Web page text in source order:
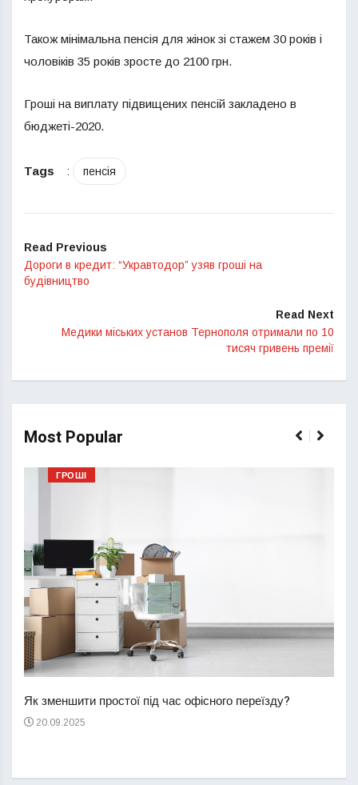
Також мінімальна пенсія для жінок зі стажем 30 років і
чоловіків 35 років зросте до 2100 грн.
Гроші на виплату підвищених пенсій закладено в
бюджеті-2020.
Tags : пенсія
Read Previous
Дороги в кредит: “Укравтодор” узяв гроші на
будівництво
Read Next
Медики міських установ Тернополя отримали по 10
тисяч гривень премії
Most Popular
ГРОШІ
Як зменшити простої під час офісного переїзду?
20.09.2025